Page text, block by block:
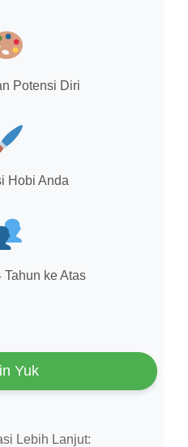
Potensi Diri
Hobi Anda
Tahun ke Atas
Yuk
Lebih Lanjut: